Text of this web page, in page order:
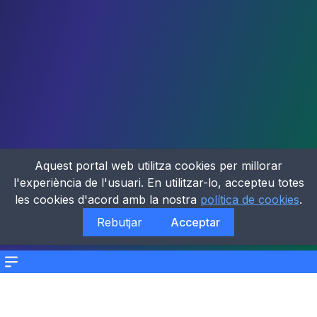
Menu
Aquest portal web utilitza cookies per millorar
l'experiència de l'usuari. En utilitzar-lo, accepteu totes
les cookies d'acord amb la nostra política de cookies.
Rebutjar
Acceptar